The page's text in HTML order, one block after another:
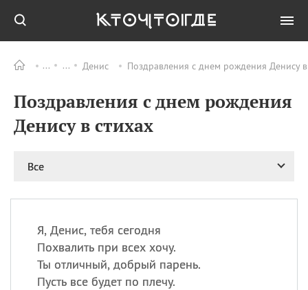
Денис Поздравления с днем рождения Денису
Поздравления с днем рождения
Денису в стихах
Все
Я, Денис, тебя сегодня
Похвалить при всех хочу.
Ты отличный, добрый парень.
Пусть все будет по плечу.
ПРАЗДНИКИ Все
08.08 День «Счастье
случается» (Happiness
великомученика
09.08